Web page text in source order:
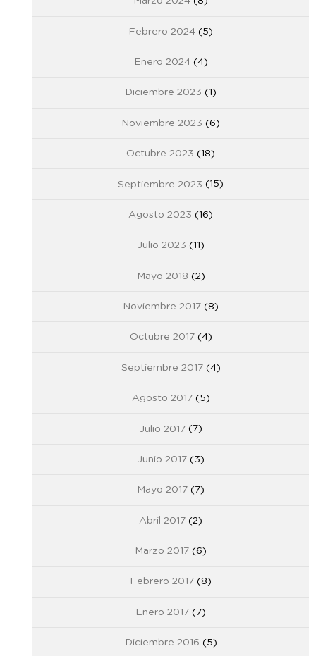
Febrero 2024 (5)
Enero 2024(4)
Diciembre 2023 (1)
Noviembre 2023 (6)
Octubre 2023 (18)
Septiembre 2023 (15)
Agosto 2023 (16)
Julio 2023 (11)
Mayo 2018 (2)
Noviembre 2017 (8)
Octubre 2017(4)
Septiembre 2017(4)
Agosto 2017(5)
Julio 2017 (7)
Junio 2017 (3)
Mayo 2017 (7)
Abril 2017 (2)
Marzo 2017 (6)
Febrero 2017 (8)
Enero 2017 (7)
Diciembre 2016 (5)